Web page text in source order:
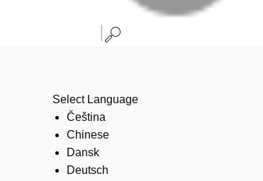
Select Language
Čeština
Chinese
Dansk
Deutsch